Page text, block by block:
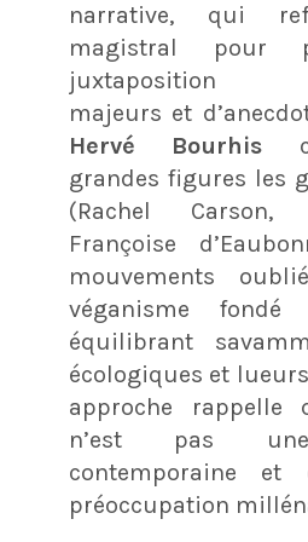
narrative, qui
magistral pour
juxtaposition
majeurs et
Hervé Bourhis
grandes figures les
(Rachel Carson,
Françoise
mouvements
véganisme
équilibrant
écologiques et
approche rappelle
n’est pas une
contemporaine et
préoccupation